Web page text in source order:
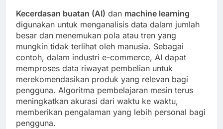
Kecerdasan buatan (AI) dan machine learning
digunakan untuk menganalisis data dalam jumlah
besar dan menemukan pola atau tren yang
mungkin tidak terlihat oleh manusia. Sebagai
contoh, dalam industri e-commerce, AI dapat
memproses data riwayat pembelian untuk
merekomendasikan produk yang relevan bagi
pengguna. Algoritma pembelajaran mesin terus
meningkatkan akurasi dari waktu ke waktu,
memberikan pengalaman yang lebih personal bagi
pengguna.